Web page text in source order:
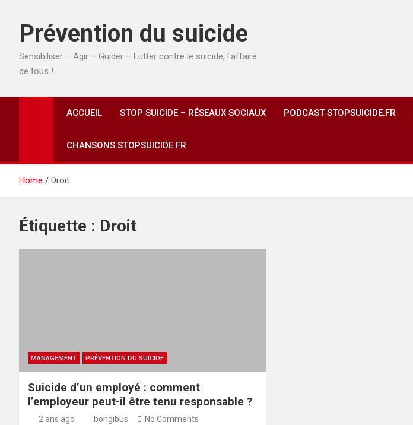
Prévention du suicide
Sensibiliser – Agir – Guider – Lutter contre le suicide, l'affaire
de tous !
ACCUEIL STOP SUICIDE – RÉSEAUX SOCIAUX PODCAST STOPSUICIDE.FR
CHANSONS STOPSUICIDE.FR
Home Droit
Étiquette : Droit
MANAGEMENT PRÉVENTION DU SUICIDE
Suicide d’un employé : comment
l’employeur peut-il être tenu responsable ?
2 ans ago bongibus No Comments